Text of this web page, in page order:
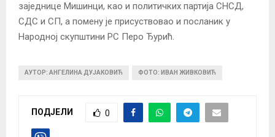
заједнице Мишинци, као и политичких партија СНСД,
СДС и СП, а помену је присуствовао и посланик у
Народној скупштини РС Перо Ђурић.
АУТОР: АНГЕЛИНА ДУЈАКОВИЋ ФОТО: ИВАН ЖИВКОВИЋ
ПОДЈЕЛИ 0